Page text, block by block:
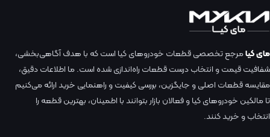
مای کیامرجع تخصصی قطعات خودروهای کیا است که با هدف آگاهی‌بخشی،
شفافیت قیمت و انتخاب درست قطعات راه‌اندازی شده است. ما اطلاعات دقیق،
مقایسه قطعات اصلی و جایگزین، بررسی کیفیت و راهنمایی خرید ارائه می‌کنیم
تا مالکین خودروهای کیا و فعالان بازار بتوانند با اطمینان، بهترین قطعه را
انتخاب و خرید کنند.